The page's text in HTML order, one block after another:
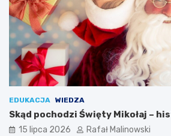
EDUKACJA WIEDZA
Skąd pochodzi Święty Mikołaj –
15 lipca 2026 Rafał Malinowski